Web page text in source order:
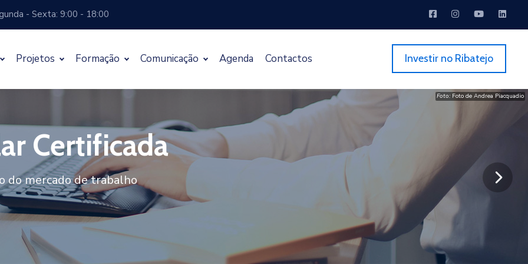
- Sexta: 9:00 - 18:00
Projetos Formação Comunicação Agenda Contactos Investir no Ribatejo
Certificada
do mercado de trabalho
Foto: Foto de Andrea Piacquadio
Foto:Sora Shimazaki